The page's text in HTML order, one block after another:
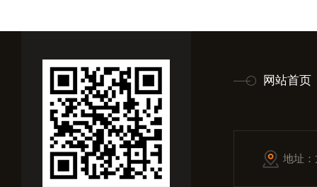
网站首页
地址